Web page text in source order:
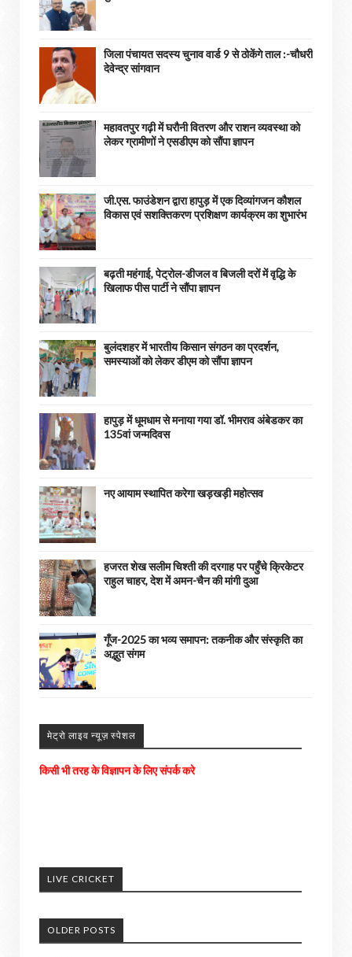
जिला पंचायत सदस्य चुनाव वार्ड 9 से ठोकेंगे ताल :-चौधरी
देवेन्द्र सांगवान
महावतपुर गढ़ी में घरौनी वितरण और राशन व्यवस्था को
लेकर ग्रामीणों ने एसडीएम को सौंपा ज्ञापन
जी.एस. फाउंडेशन द्वारा हापुड़ में एक दिव्यांगजन कौशल
विकास एवं सशक्तिकरण प्रशिक्षण कार्यक्रम का शुभारंभ
बढ़ती महंगाई, पेट्रोल-डीजल व बिजली दरों में वृद्धि के
खिलाफ पीस पार्टी ने सौंपा ज्ञापन
बुलंदशहर में भारतीय किसान संगठन का प्रदर्शन,
समस्याओं को लेकर डीएम को सौंपा ज्ञापन
हापुड़ में धूमधाम से मनाया गया डॉ. भीमराव अंबेडकर का
135वां जन्मदिवस
नए आयाम स्थापित करेगा खड़खड़ी महोत्सव
हजरत शेख सलीम चिश्ती की दरगाह पर पहुँचे क्रिकेटर
राहुल चाहर, देश में अमन-चैन की मांगी दुआ
गूँज-2025 का भव्य समापन: तकनीक और संस्कृति का
अद्भुत संगम
मेट्रो लाइव न्यूज़ स्पेशल
किसी भी तरह के विज्ञापन के लिए संपर्क करे
LIVE CRICKET
OLDER POSTS